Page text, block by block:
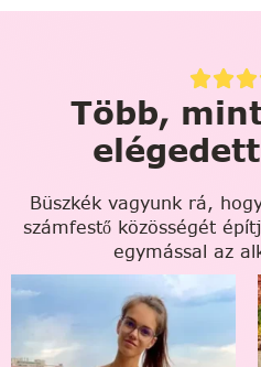
Több,
Büszkék vagyunk rá,
számfestő közösségét
egymással az